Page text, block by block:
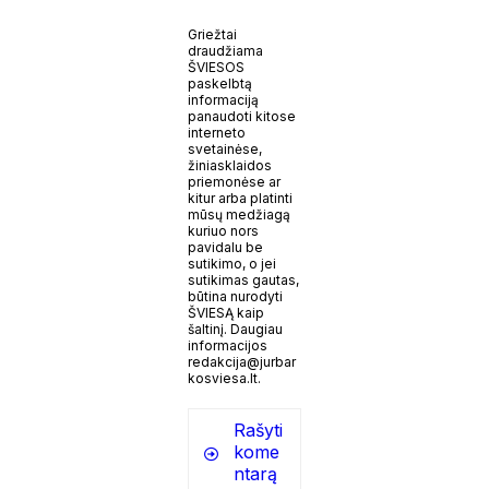
Griežtai
draudžiama
ŠVIESOS
paskelbtą
informaciją
panaudoti kitose
interneto
svetainėse,
žiniasklaidos
priemonėse ar
kitur arba platinti
mūsų medžiagą
kuriuo nors
pavidalu be
sutikimo, o jei
sutikimas gautas,
būtina nurodyti
ŠVIESĄ kaip
šaltinį. Daugiau
informacijos
redakcija@jurbar
kosviesa.lt.
Rašyti
kome
ntarą